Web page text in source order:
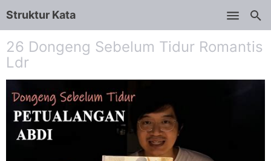
Struktur Kata
26 Dongeng Sebelum Tidur Romantis
Ldr